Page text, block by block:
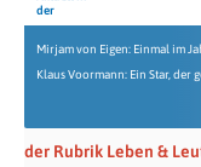
der
Mirjam von Eigen: Einmal im
Klaus Voormann: Ein Star, der
der Rubrik Leben &